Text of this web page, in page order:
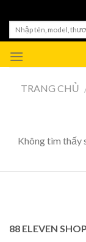
content
TRANG CHỦ
Không tìm thấy
88 ELEVEN SHOP